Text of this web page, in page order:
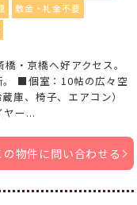
敷金・礼金不要
・京橋へ好アクセス。
。 ■個室：10帖の広々空
庫、椅子、エアコン）
ー...
の物件に問い合わせる